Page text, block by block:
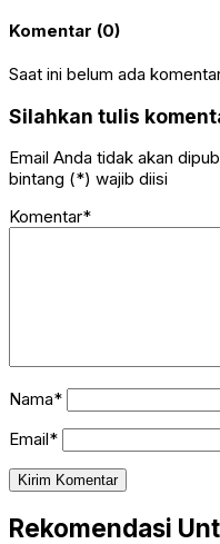
Komentar (0)
Saat ini belum ada
Silahkan tulis
Email Anda tidak akan
bintang (*) wajib diisi
Komentar*
Nama*
Email*
Rekomendasi